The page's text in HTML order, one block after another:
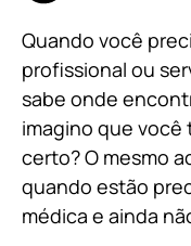
Quando você
profissional ou
sabe onde
imagino que
certo? O mesmo
quando estão
médica e ainda